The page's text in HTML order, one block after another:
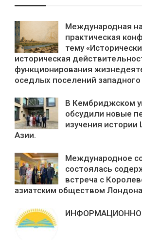
Международная
практическая
тему
историческая
функционирования
оседлых поселений западного
В Кембриджском
обсудили новые
изучения
Азии.
Международное
состоялась
встреча с
азиатским обществом